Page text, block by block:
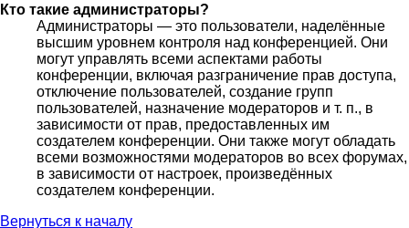
Кто такие администраторы?
Администраторы — это пользователи, наделённые
высшим уровнем контроля над конференцией. Они
могут управлять всеми аспектами работы
конференции, включая разграничение прав доступа,
отключение пользователей, создание групп
пользователей, назначение модераторов и т. п., в
зависимости от прав, предоставленных им
создателем конференции. Они также могут обладать
всеми возможностями модераторов во всех форумах,
в зависимости от настроек, произведённых
создателем конференции.
Вернуться к началу